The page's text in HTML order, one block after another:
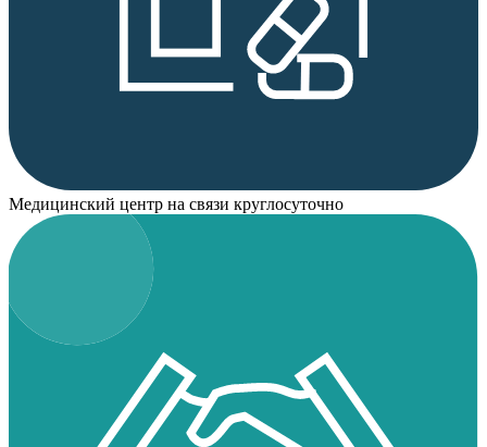
Медицинский центр на связи круглосуточно